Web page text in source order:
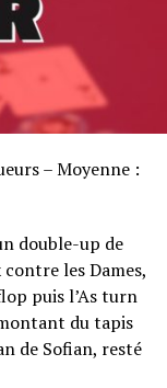
– Moyenne :
double-up de
les Dames,
puis l’As turn
du tapis
de Sofian, resté